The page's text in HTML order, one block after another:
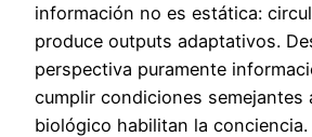
información no es estática:
produce outputs adaptativos.
perspectiva puramente
cumplir condiciones semejantes
biológico habilitan la conciencia.